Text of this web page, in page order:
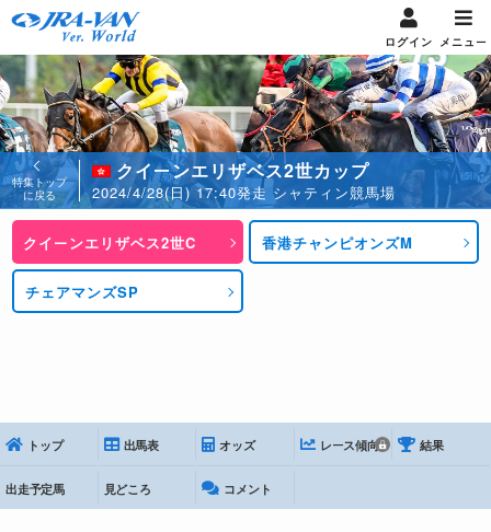
ログイン メニュー
特集トップ
に戻る
クイーンエリザベス2世カップ
2024/4/28(日) 17:40発走 シャティン競馬場
クイーンエリザベス2世C 香港チャンピオンズM
チェアマンズSP
トップ 出馬表 オッズ レース傾向 結果
出走予定馬 見どころ コメント